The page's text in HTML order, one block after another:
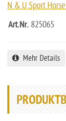
N & U Sport
Art.Nr. 825065
Mehr Details